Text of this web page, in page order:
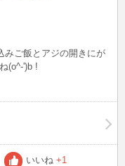
ご飯とアジの開きにが
(o^-')b !
いいね +1